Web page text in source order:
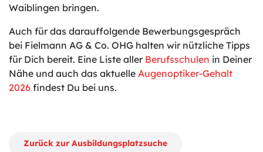
Waiblingen bringen.
Auch für das darauffolgende Bewerbungsgespräch
bei Fielmann AG & Co. OHG halten wir nützliche Tipps
für Dich bereit. Eine Liste aller Berufsschulen in Deiner
Nähe und auch das aktuelle Augenoptiker-Gehalt
2026 findest Du bei uns.
Zurück zur Ausbildungsplatzsuche